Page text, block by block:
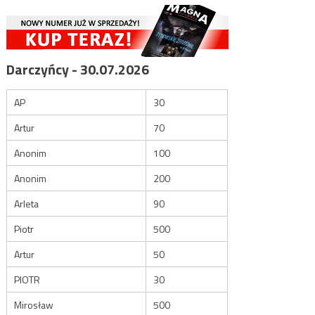
Darczyńcy - 30.07.2026
AP
30
Artur
70
Anonim
100
Anonim
200
Arleta
90
Piotr
500
Artur
50
PIOTR
30
Mirosław
500